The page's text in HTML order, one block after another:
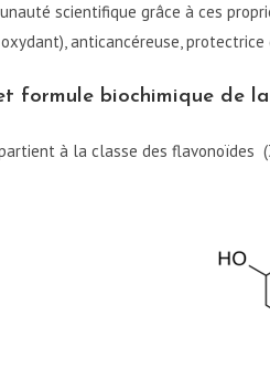
scientifique grâce à ces
anticancéreuse,
formule biochimique de
à la classe des flavonoïdes